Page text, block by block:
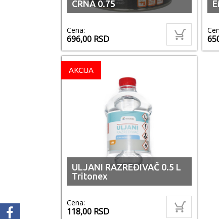
CRNA 0.75
Cena:
696,00 RSD
AKCIJA
ULJANI RAZREĐIVAČ 0.5 L
Tritonex
Cena:
118,00 RSD